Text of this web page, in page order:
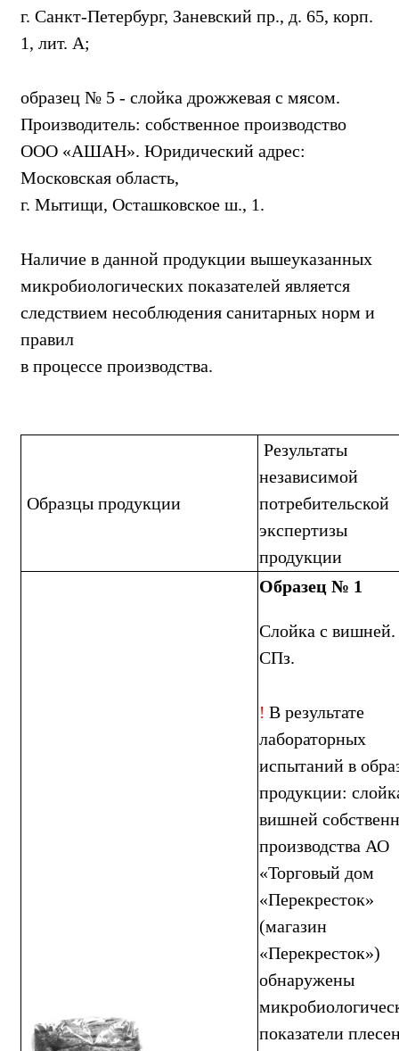
г. Санкт-Петербург, Заневский пр., д. 65, корп.
1, лит. А;
образец № 5 - слойка дрожжевая с мясом.
Производитель: собственное производство
ООО «АШАН». Юридический адрес:
Московская область,
г. Мытищи, Осташковское ш., 1.
Наличие в данной продукции вышеуказанных
микробиологических показателей является
следствием несоблюдения санитарных норм и
правил
в процессе производства.
Образцы продукции
Результаты
независимой
потребительской
экспертизы
продукции
Образец № 1
Слойка с вишней.
СПз.
! В результате
лабораторных
испытаний в
продукции:
вишней
производства АО
«Торговый дом
«Перекресток»
(магазин
«Перекресток»)
обнаружены
показатели